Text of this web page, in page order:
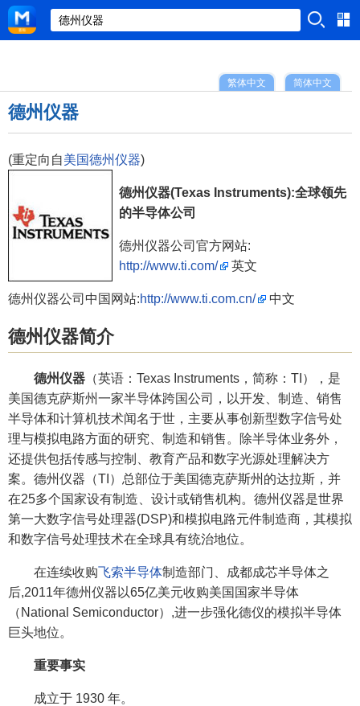
简体中文
繁体中文
德州仪器
(重定向自美国德州仪器)
德州仪器(Texas Instruments):全球领先
的半导体公司
德州仪器公司官方网站:
http://www.ti.com/
英文
德州仪器公司中国网站:http://www.ti.com.cn/ 中文
德州仪器简介
德州仪器 （英语：Texas Instruments，简称：TI），是
美国德克萨斯州一家半导体跨国公司，以开发、制造、销售
半导体和计算机技术闻名于世，主要从事创新型数字信号处
理与模拟电路方面的研究、制造和销售。除半导体业务外，
还提供包括传感与控制、教育产品和数字光源处理解决方
案。德州仪器（TI）总部位于美国德克萨斯州的达拉斯，并
在25多个国家设有制造、设计或销售机构。德州仪器是世界
第一大数字信号处理器(DSP)和模拟电路元件制造商，其模拟
和数字信号处理技术在全球具有统治地位。
在连续收购飞索半导体制造部门、成都成芯半导体之
后,2011年德州仪器以65亿美元收购美国国家半导体
（National Semiconductor）,进一步强化德仪的模拟半导体
巨头地位。
重要事实
成立于 1930 年。